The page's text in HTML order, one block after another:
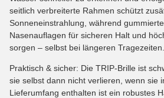
seitlich verbreiterte Rahmen schützt
Sonneneinstrahlung, während
Nasenauflagen für sicheren Halt und
sorgen – selbst bei längeren Tragezeiten.
Praktisch & sicher: Die TRIP-Brille ist
sie selbst dann nicht verlieren, wenn sie
Lieferumfang enthalten ist ein robustes